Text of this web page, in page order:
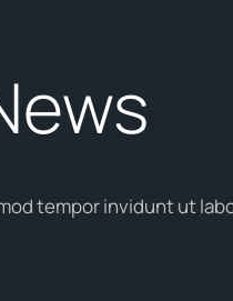
tempor invidunt ut